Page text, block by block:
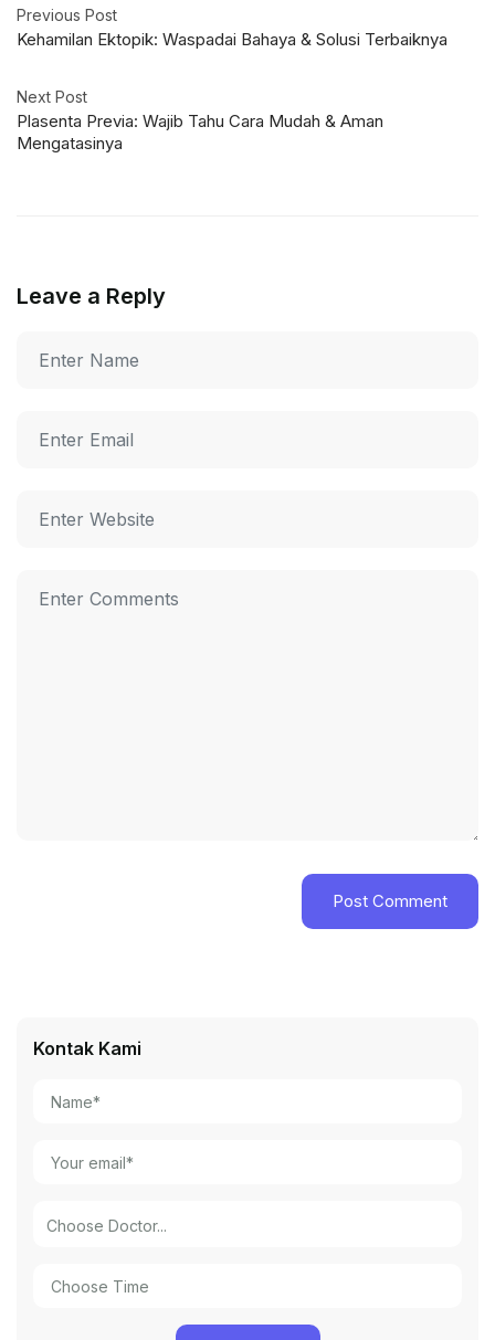
Previous Post
Kehamilan Ektopik: Waspadai Bahaya & Solusi Terbaiknya
Next Post
Plasenta Previa: Wajib Tahu Cara Mudah & Aman
Mengatasinya
Leave a Reply
Kontak Kami